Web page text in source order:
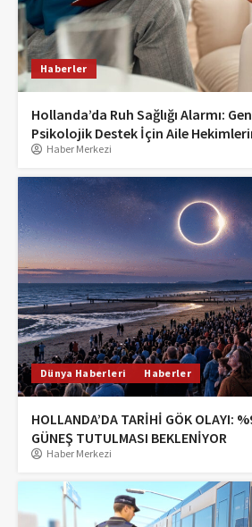
Haberler
Hollanda’da Ruh Sağlığı Alarmı:
Psikolojik Destek İçin Aile
Haber Merkezi
Dünya Haberleri Haberler
HOLLANDA’DA TARİHİ GÖK OLAYI:
GÜNEŞ TUTULMASI BEKLENİYOR
Haber Merkezi